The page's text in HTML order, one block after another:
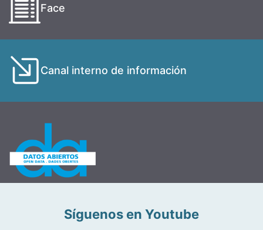
Face
Canal interno de información
Síguenos en Youtube